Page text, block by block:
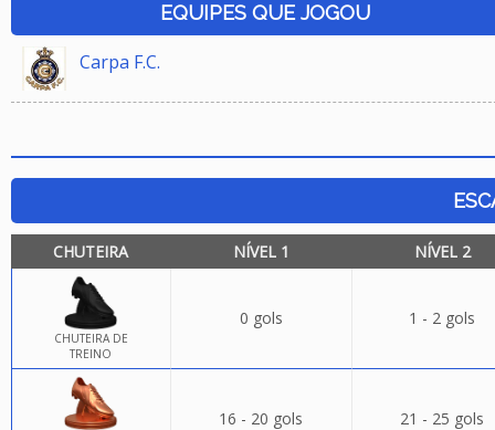
EQUIPES QUE JOGOU
Carpa F.C.
CHUTEIRA NÍVEL 1 NÍVEL 2
CHUTEIRA DE
TREINO
0 gols 1 - 2 gols
16 - 20 gols 21 - 25 gols